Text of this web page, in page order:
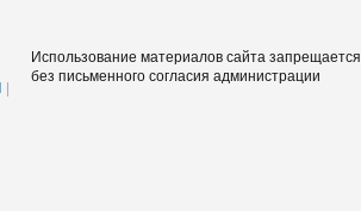
Использование материалов сайта запрещается
без письменного согласия администрации